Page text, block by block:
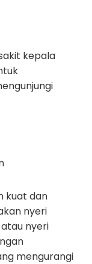
kepala
kuat dan
nyeri
nyeri
mengurangi